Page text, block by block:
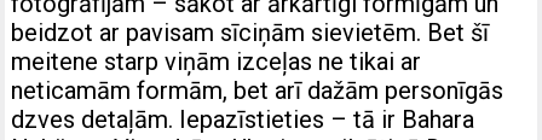
beidzot ar pavisam sīciņām sievietēm. Bet šī
meitene starp viņām izceļas ne tikai ar
neticamām formām, bet arī dažām personīgās
dzves detaļām. Iepazīstieties – tā ir Bahara